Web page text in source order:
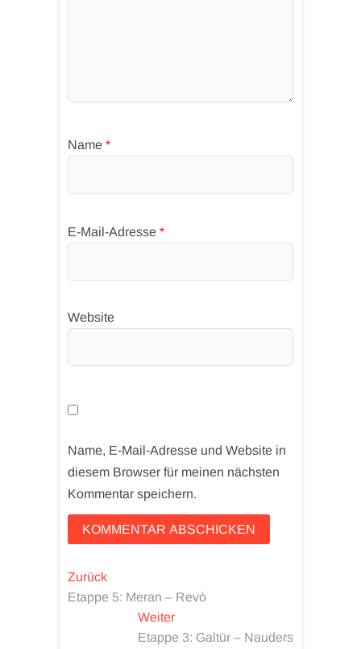
Name *
E-Mail-Adresse *
Website
Name, E-Mail-Adresse und Website in
diesem Browser für meinen nächsten
Kommentar speichern.
Beitragsnavigation
ZurückVorheriger
Beitrag:
Etappe 5: Meran – Revò
WeiterNächster
Beitrag:
Etappe 3: Galtür – Nauders